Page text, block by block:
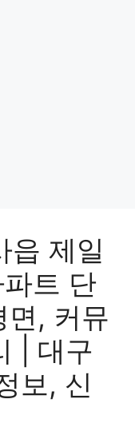
읍 제일
트 단
면, 커뮤
| 대구
보, 신